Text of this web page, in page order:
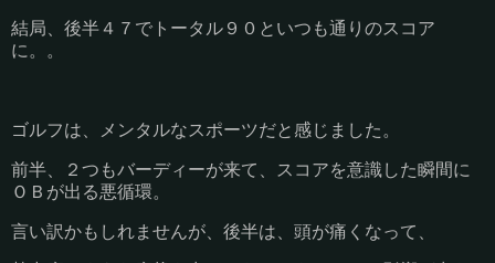
結局、後半４７でトータル９０といつも通りのスコア
に。。
ゴルフは、メンタルなスポーツだと感じました。
前半、２つもバーディーが来て、スコアを意識した瞬間に
ＯＢが出る悪循環。
言い訳かもしれませんが、後半は、頭が痛くなって、